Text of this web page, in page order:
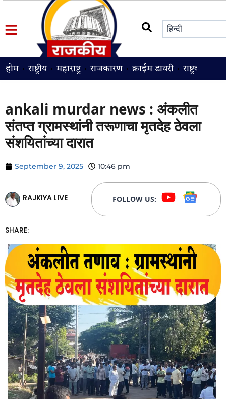
होम राष्ट्रीय महाराष्ट्र राजकारण क्राईम डायरी राष्ट्रवादी
ankali murdar news : अंकलीत
संतप्त ग्रामस्थांनी तरूणाचा मृतदेह ठेवला
संशयितांच्या दारात
September 9, 2025 10:46 pm
RAJKIYA LIVE FOLLOW US:
SHARE: